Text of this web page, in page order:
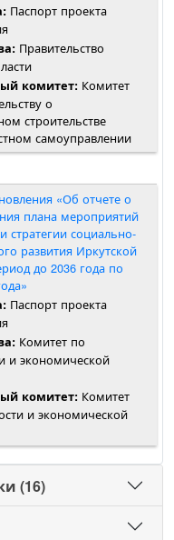
Паспорт проекта
Правительство
комитет: Комитет
о
строительстве
самоуправлении
«Об отчете о
плана мероприятий
стратегии социально-
развития Иркутской
до 2036 года по
Паспорт проекта
Комитет по
и экономической
комитет: Комитет
и экономической
(16)